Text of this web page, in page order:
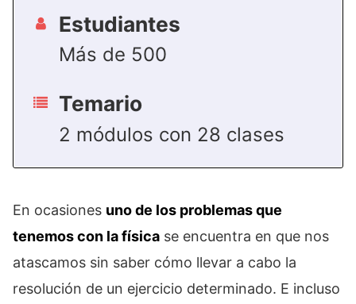
Estudiantes
Más de 500
Temario
2 módulos con 28 clases
En ocasiones uno de los problemas que
tenemos con la física se encuentra en que nos
atascamos sin saber cómo llevar a cabo la
resolución de un ejercicio determinado. E incluso